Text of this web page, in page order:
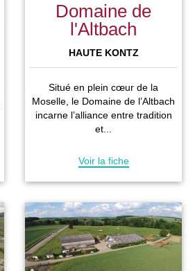
Domaine de
l'Altbach
HAUTE KONTZ
Situé en plein cœur de la
Moselle, le Domaine de l’Altbach
incarne l’alliance entre tradition
et...
Voir la fiche